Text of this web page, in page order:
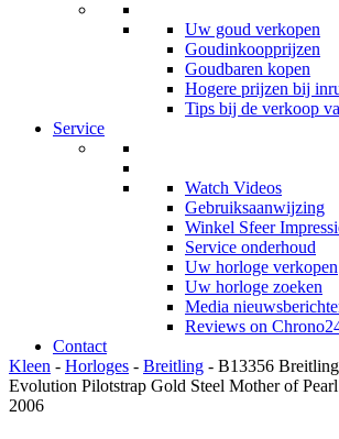
Uw goud verkopen
Goudinkoopprijzen
Goudbaren kopen
Hogere prijzen bij
Tips bij de verkoop
Service
Watch Videos
Gebruiksaanwijzing
Winkel Sfeer
Service onderhoud
Uw horloge verkopen
Uw horloge zoeken
Media
Reviews on
Contact
Kleen - Horloges - Breitling - B13356
Evolution Pilotstrap Gold Steel Mother of
2006